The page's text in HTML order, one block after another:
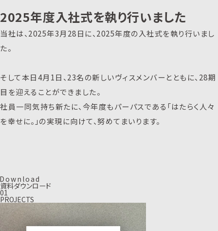
2025年度入社式を執り行いました
当社は、2025年3月28日に、2025年度の入社式を執り行いまし
た。
そして本日4月1日、23名の新しいヴィスメンバーとともに、28期
目を迎えることができました。
社員一同気持ち新たに、今年度もパーパスである「はたらく人々
を幸せに。」の実現に向けて、努めてまいります。
Down load
資料ダウンロード
01
PROJECTS